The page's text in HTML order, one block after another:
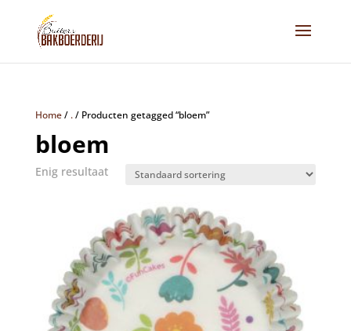
Home/ ./ Producten getagged “bloem”
bloem
Enig resultaat